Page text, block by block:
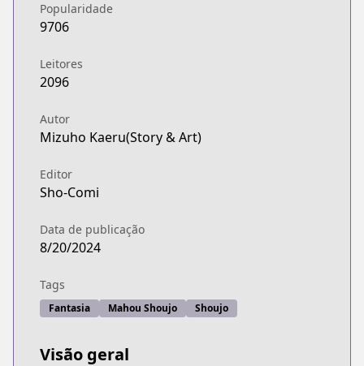
Popularidade
9706
Leitores
2096
Autor
Mizuho Kaeru(Story & Art)
Editor
Sho-Comi
Data de publicação
8/20/2024
Tags
Fantasia Mahou Shoujo Shoujo
Visão geral